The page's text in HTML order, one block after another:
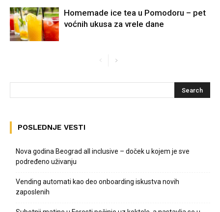
Homemade ice tea u Pomodoru – pet
voćnih ukusa za vrele dane
POSLEDNJE VESTI
Nova godina Beograd all inclusive – doček u kojem je sve
podređeno uživanju
Vending automati kao deo onboarding iskustva novih
zaposlenih